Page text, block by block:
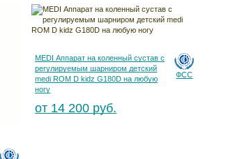
ФСС
MEDI Аппарат на коленный сустав с
регулируемым шарниром детский
medi ROM D kidz G180D на любую
ногу
от 14 200 руб.